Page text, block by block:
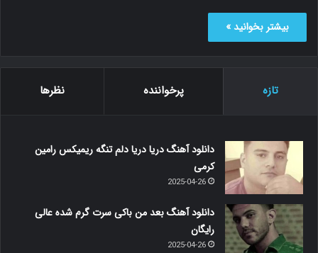
بیشتر بخوانید »
تازه پرخواننده نظرها
دانلود آهنگ دریا دریا دلم تنگه ریمیکس رامین
کرمی
2025-04-26
دانلود آهنگ بعد من باکی سرت گرم شده عالی
رایگان
2025-04-26